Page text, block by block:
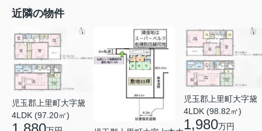
近隣の物件
児玉郡上里町大字黛
4LDK (97.20㎡)
児玉郡上里町大字黛
4LDK (98.82㎡)
1,980万円